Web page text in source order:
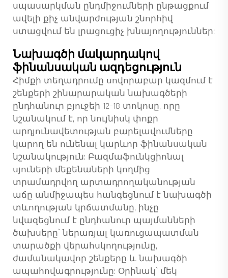
սպասարկման ընդմիջումների ընթացքում
ավելի քիչ անվարժության շնորհիվ
ստացվում են լրացուցիչ խնայողություններ:
Նախագծի մակարդակով
ֆինանսական ազդեցություն
Հիմքի տեղադրումը սովորաբար կազմում է
շենքերի շինարարական նախագծերի
ընդհանուր բյուջեի 12–18 տոկոսը, որը
նշանակում է, որ նույնիսկ փոքր
արդյունավետության բարելավումները
կարող են ունենալ կարևոր ֆինանսական
նշանակություն: Բազմաֆունկցիոնալ
սյուների մեքենաների կողմից
տրամադրվող արտադրողականության
աճը անմիջապես հանգեցնում է նախագծի
տևողության կրճատմանը, ինչը
նվազեցնում է ընդհանուր պայմանների
ծախսերը՝ ներառյալ կառուցապատման
տարածքի վերահսկողությունը,
ժամանակավոր շենքերը և նախագծի
ապահովագրությունը: Օրինակ՝ մեկ